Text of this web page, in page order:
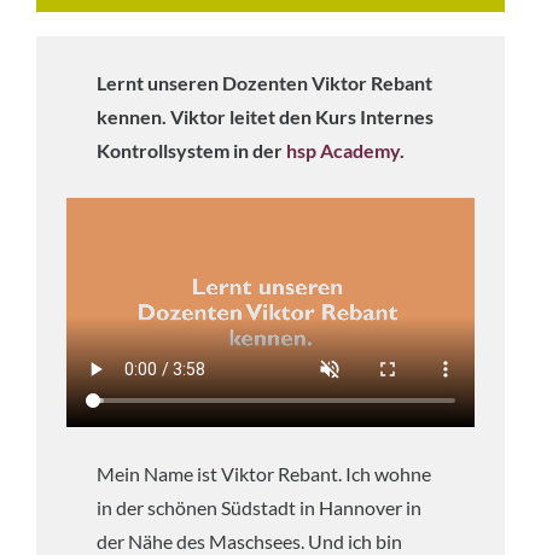
Lernt unseren Dozenten Viktor Rebant
kennen. Viktor leitet den Kurs Internes
Kontrollsystem in der hsp Academy.
Mein Name ist Viktor Rebant. Ich wohne
in der schönen Südstadt in Hannover in
der Nähe des Maschsees. Und ich bin